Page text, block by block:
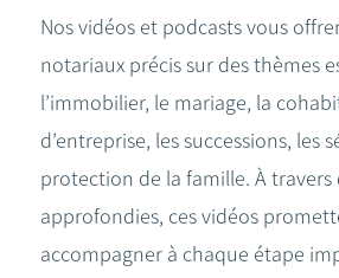
Nos vidéos et podcasts vous
notariaux précis sur des thèmes
l’immobilier, le mariage, la
d’entreprise, les successions, les
protection de la famille. À travers
approfondies, ces vidéos
accompagner à chaque étape